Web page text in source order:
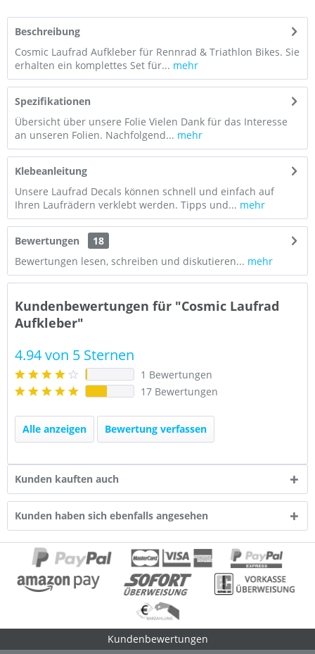
Beschreibung
Cosmic Laufrad Aufkleber für Rennrad & Triathlon Bikes. Sie
erhalten ein komplettes Set für... mehr
Spezifikationen
Übersicht über unsere Folie Vielen Dank für das Interesse
an unseren Folien. Nachfolgend... mehr
Klebeanleitung
Unsere Laufrad Decals können schnell und einfach auf
Ihren Laufrädern verklebt werden. Tipps und... mehr
Bewertungen
18
Bewertungen lesen, schreiben und diskutieren... mehr
Kundenbewertungen für "Cosmic Laufrad
Aufkleber"
4.94 von 5 Sternen
1 Bewertungen
17 Bewertungen
Alle anzeigen Bewertung verfassen
Kunden kauften auch
Kunden haben sich ebenfalls angesehen
Kundenbewertungen